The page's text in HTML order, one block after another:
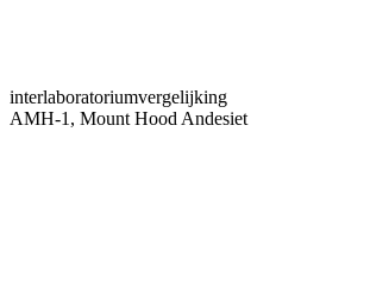
interlaboratoriumvergelijking
AMH-1, Mount Hood Andesiet